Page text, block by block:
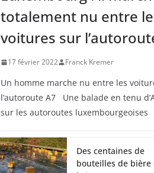
totalement nu entre
voitures sur
17 février 2022 Franck Kremer
Un homme marche nu entre les
l’autoroute A7 Une balade en tenu
sur les autoroutes luxembourgeoises
Des centaines de
bouteilles de bière